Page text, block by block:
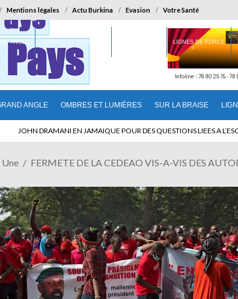
Mentions légales Actu Burkina Evasion Votre Santé
ANGLE OMBRES ET LUMIÈRES SUR LA BRAISE
ANGLE OMBRES ET LUMIÈRES LIGNES DE FORCE
ELECTION DE TALON A LA TETE DU SENAT BENINOIS : Quand
Une FERMETE DE LA CEDEAO VIS-A-VIS DES